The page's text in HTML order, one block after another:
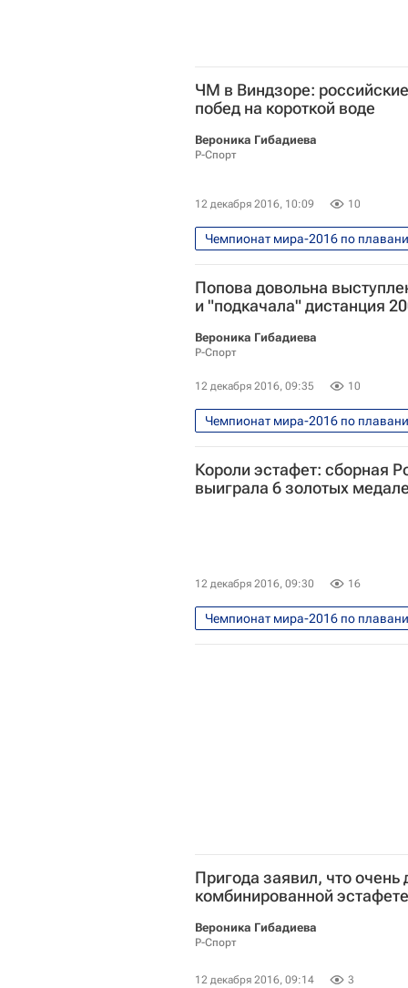
ЧМ в Виндзоре:
побед на короткой воде
Вероника Гибадиева
Р-Спорт
12 декабря 2016, 10:09 10
Чемпионат мира-2016 по
Водные виды
Владимир
Всемирное антидопинговое
Андрей Шабасов
Вероника Андрусенко
Попова довольна
и "подкачала" дистанция
Вероника Гибадиева
Р-Спорт
12 декабря 2016, 09:35 10
Чемпионат мира-2016 по
Водные виды
Чемпионат
Вероника Андрусенко
Короли эстафет: сборная
выиграла 6 золотых
12 декабря 2016, 09:30 16
Чемпионат мира-2016 по
Фото
Водные виды
Пригода заявил, что
комбинированной
Вероника Гибадиева
Р-Спорт
12 декабря 2016, 09:14 3